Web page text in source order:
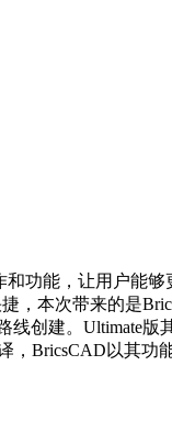
功能，让用户能
，本次带来的是
建。Ultimate版其
，BricsCAD以其功